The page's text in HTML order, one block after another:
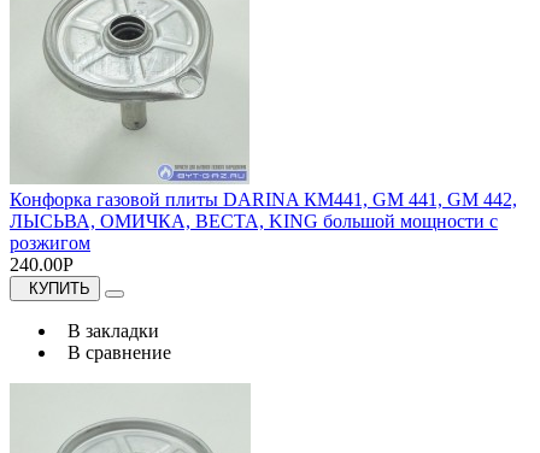
Конфорка газовой плиты DARINA КМ441, GM 441, GM 442,
ЛЫСЬВА, ОМИЧКА, ВЕСТА, KING большой мощности с
розжигом
240.00Р
КУПИТЬ
В закладки
В сравнение